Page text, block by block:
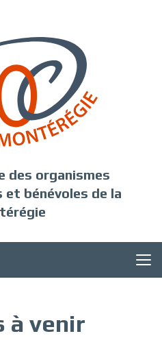
des organismes
et bénévoles de la
à venir